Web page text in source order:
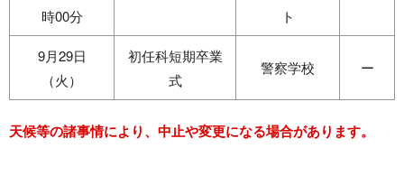
時00分
ト
9月29日
（火）
初任科短期卒業
式
警察学校 ー
天候等の諸事情により、中止や変更になる場合があります。